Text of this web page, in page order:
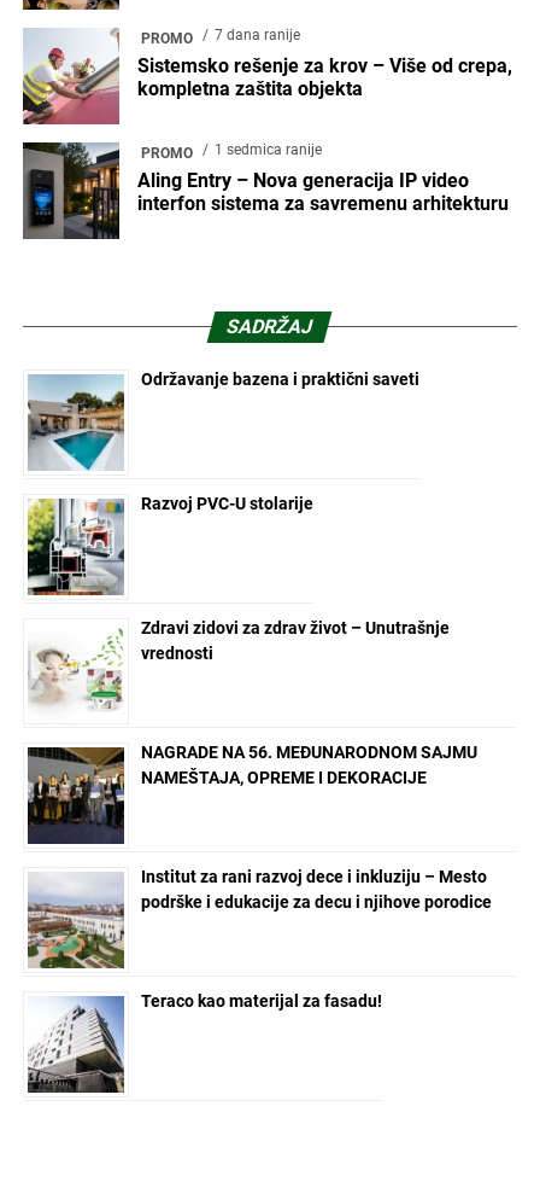
PROMO 7 dana ranije
Sistemsko rešenje za krov – Više od crepa,
kompletna zaštita objekta
PROMO 1 sedmica ranije
Aling Entry – Nova generacija IP video
interfon sistema za savremenu arhitekturu
SADRŽAJ
Održavanje bazena i praktični saveti
Razvoj PVC-U stolarije
Zdravi zidovi za zdrav život – Unutrašnje
vrednosti
NAGRADE NA 56. MEĐUNARODNOM SAJMU
NAMEŠTAJA, OPREME I DEKORACIJE
Institut za rani razvoj dece i inkluziju – Mesto
podrške i edukacije za decu i njihove porodice
Teraco kao materijal za fasadu!